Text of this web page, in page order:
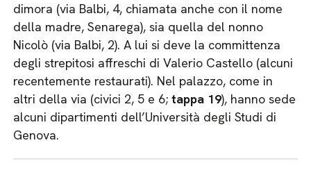
dimora (via Balbi, 4, chiamata anche con il nome
della madre, Senarega), sia quella del nonno
Nicolò (via Balbi, 2). A lui si deve la committenza
degli strepitosi affreschi di Valerio Castello (alcuni
recentemente restaurati). Nel palazzo, come in
altri della via (civici 2, 5 e 6;tappa 19), hanno sede
alcuni dipartimenti dell’Università degli Studi di
Genova.